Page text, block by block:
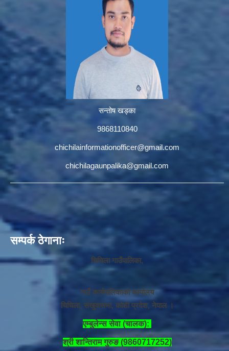
सन्तोष खड्का
9868110840
chichilainformationofficer@gmail.com
chichilagaunpalika@gmail.com
सम्पर्क ठेगानाः
चिचिला गाउँपालिका,
गाउँ कार्यपालिकाको कार्यालय
चिचिला, संखुवासभा, कोशी प्रदेश, नेपाल ।
एम्बुलेन्स सेवा (चालक):
श्री शान्तिराम गुरुङ (9860717252)